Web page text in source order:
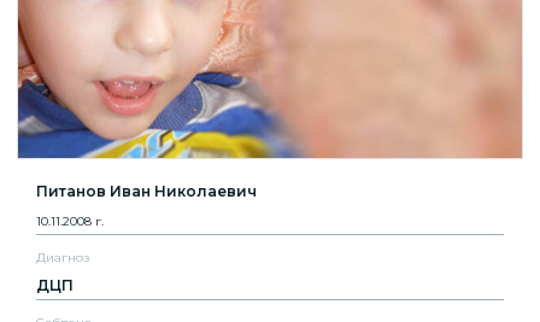
Питанов Иван Николаевич
10.11.2008 г.
Диагноз
ДЦП